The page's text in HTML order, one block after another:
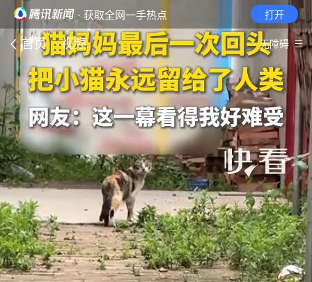
· 获取全网一手热点 打开
首页 视频 无障碍